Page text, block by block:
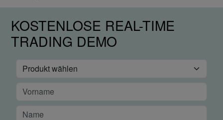
KOSTENLOSE REAL-TIME
TRADING DEMO